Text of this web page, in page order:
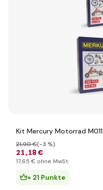
Kit Mercury Motorrad M011
21,18 €
21,90 €(-3 %)
17,65 € ohne MwSt
+ 21 Punkte